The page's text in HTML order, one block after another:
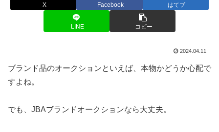
X Facebook はてブ
LINE コピー
2024.04.11
ブランド品のオークションといえば、本物かどうか心配で
すよね。
でも、JBAブランドオークションなら大丈夫。